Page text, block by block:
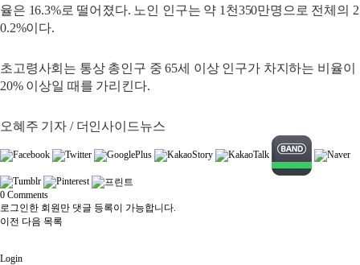
율은 16.3%로 떨어졌다. 노인 인구는 약 1천350만명으로 전체의 2
0.2%이다.
초고령사회는 통상 총인구 중 65세 이상 인구가 차지하는 비율이
20% 이상일 때를 가리킨다.
오혜주 기자 / 더인사이드뉴스
0 Comments
로그인한 회원만 댓글 등록이 가능합니다.
이전 다음 목록
Login